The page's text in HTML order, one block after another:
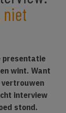
niet
presentatie
wint. Want
interview
stond.